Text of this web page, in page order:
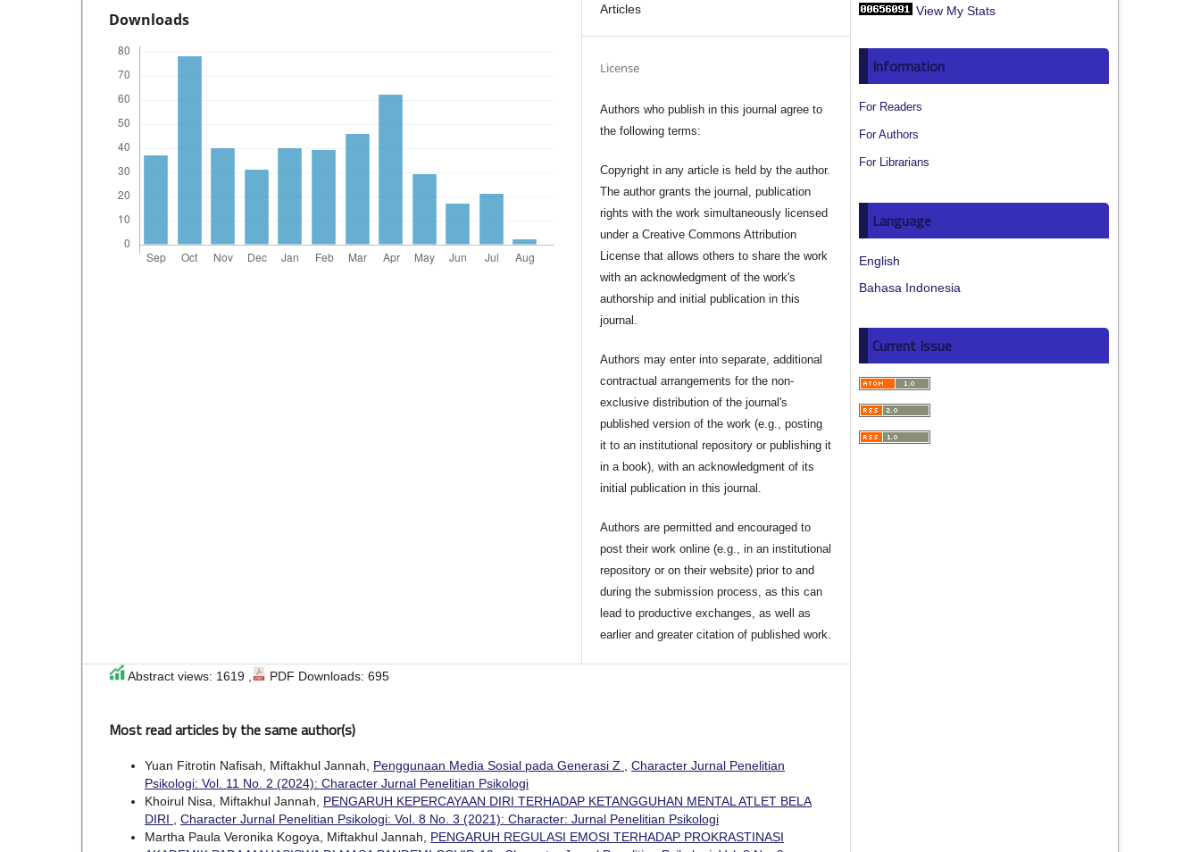
Downloads
Articles
License
Authors who publish in this journal agree to
the following terms:
Copyright in any article is held by the author.
The author grants the journal, publication
rights with the work simultaneously licensed
under a Creative Commons Attribution
License that allows others to share the work
with an acknowledgment of the work's
authorship and initial publication in this
journal.
Authors may enter into separate, additional
contractual arrangements for the non-
exclusive distribution of the journal's
published version of the work (e.g., posting
it to an institutional repository or publishing it
in a book), with an acknowledgment of its
initial publication in this journal.
Authors are permitted and encouraged to
post their work online (e.g., in an institutional
repository or on their website) prior to and
during the submission process, as this can
lead to productive exchanges, as well as
earlier and greater citation of published work.
Abstract views: 1619 , PDF Downloads: 695
Most read articles by the same author(s)
Yuan Fitrotin Nafisah, Miftakhul Jannah, Penggunaan Media Sosial pada Generasi Z
Character Jurnal Penelitian
Psikologi: Vol. 11 No. 2 (2024): Character Jurnal Penelitian Psikologi
Khoirul Nisa, Miftakhul Jannah, PENGARUH KEPERCAYAAN DIRI TERHADAP KETANGGUHAN MENTAL ATLET BELA
DIRI
Character Jurnal Penelitian Psikologi: Vol. 8 No. 3 (2021): Character: Jurnal Penelitian Psikologi
Martha Paula Veronika Kogoya, Miftakhul Jannah, PENGARUH REGULASI EMOSI TERHADAP PROKRASTINASI
View My Stats
Information
For Readers
For Authors
For Librarians
Language
English
Bahasa Indonesia
Current Issue